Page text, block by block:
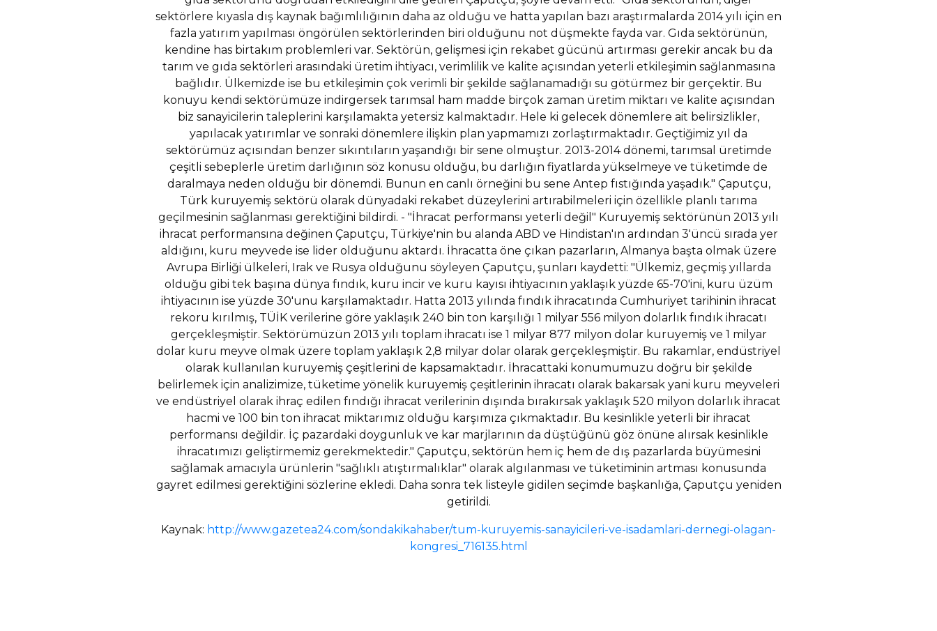
sektörlere kıyasla dış kaynak bağımlılığının daha az olduğu ve hatta yapılan bazı araştırmalarda 2014 yılı için en
fazla yatırım yapılması öngörülen sektörlerinden biri olduğunu not düşmekte fayda var. Gıda sektörünün,
kendine has birtakım problemleri var. Sektörün, gelişmesi için rekabet gücünü artırması gerekir ancak bu da
tarım ve gıda sektörleri arasındaki üretim ihtiyacı, verimlilik ve kalite açısından yeterli etkileşimin sağlanmasına
bağlıdır. Ülkemizde ise bu etkileşimin çok verimli bir şekilde sağlanamadığı su götürmez bir gerçektir. Bu
konuyu kendi sektörümüze indirgersek tarımsal ham madde birçok zaman üretim miktarı ve kalite açısından
biz sanayicilerin taleplerini karşılamakta yetersiz kalmaktadır. Hele ki gelecek dönemlere ait belirsizlikler,
yapılacak yatırımlar ve sonraki dönemlere ilişkin plan yapmamızı zorlaştırmaktadır. Geçtiğimiz yıl da
sektörümüz açısından benzer sıkıntıların yaşandığı bir sene olmuştur. 2013-2014 dönemi, tarımsal üretimde
çeşitli sebeplerle üretim darlığının söz konusu olduğu, bu darlığın fiyatlarda yükselmeye ve tüketimde de
daralmaya neden olduğu bir dönemdi. Bunun en canlı örneğini bu sene Antep fıstığında yaşadık." Çaputçu,
Türk kuruyemiş sektörü olarak dünyadaki rekabet düzeylerini artırabilmeleri için özellikle planlı tarıma
geçilmesinin sağlanması gerektiğini bildirdi. - "İhracat performansı yeterli değil" Kuruyemiş sektörünün 2013 yılı
ihracat performansına değinen Çaputçu, Türkiye'nin bu alanda ABD ve Hindistan'ın ardından 3'üncü sırada yer
aldığını, kuru meyvede ise lider olduğunu aktardı. İhracatta öne çıkan pazarların, Almanya başta olmak üzere
Avrupa Birliği ülkeleri, Irak ve Rusya olduğunu söyleyen Çaputçu, şunları kaydetti: "Ülkemiz, geçmiş yıllarda
olduğu gibi tek başına dünya fındık, kuru incir ve kuru kayısı ihtiyacının yaklaşık yüzde 65-70'ini, kuru üzüm
ihtiyacının ise yüzde 30'unu karşılamaktadır. Hatta 2013 yılında fındık ihracatında Cumhuriyet tarihinin ihracat
rekoru kırılmış, TÜİK verilerine göre yaklaşık 240 bin ton karşılığı 1 milyar 556 milyon dolarlık fındık ihracatı
gerçekleşmiştir. Sektörümüzün 2013 yılı toplam ihracatı ise 1 milyar 877 milyon dolar kuruyemiş ve 1 milyar
dolar kuru meyve olmak üzere toplam yaklaşık 2,8 milyar dolar olarak gerçekleşmiştir. Bu rakamlar, endüstriyel
olarak kullanılan kuruyemiş çeşitlerini de kapsamaktadır. İhracattaki konumumuzu doğru bir şekilde
belirlemek için analizimize, tüketime yönelik kuruyemiş çeşitlerinin ihracatı olarak bakarsak yani kuru meyveleri
ve endüstriyel olarak ihraç edilen fındığı ihracat verilerinin dışında bırakırsak yaklaşık 520 milyon dolarlık ihracat
hacmi ve 100 bin ton ihracat miktarımız olduğu karşımıza çıkmaktadır. Bu kesinlikle yeterli bir ihracat
performansı değildir. İç pazardaki doygunluk ve kar marjlarının da düştüğünü göz önüne alırsak kesinlikle
ihracatımızı geliştirmemiz gerekmektedir." Çaputçu, sektörün hem iç hem de dış pazarlarda büyümesini
sağlamak amacıyla ürünlerin "sağlıklı atıştırmalıklar" olarak algılanması ve tüketiminin artması konusunda
gayret edilmesi gerektiğini sözlerine ekledi. Daha sonra tek listeyle gidilen seçimde başkanlığa, Çaputçu yeniden
getirildi.
Kaynak: http://www.gazetea24.com/sondakikahaber/tum-kuruyemis-sanayicileri-ve-isadamlari-dernegi-olagan-
kongresi_716135.html